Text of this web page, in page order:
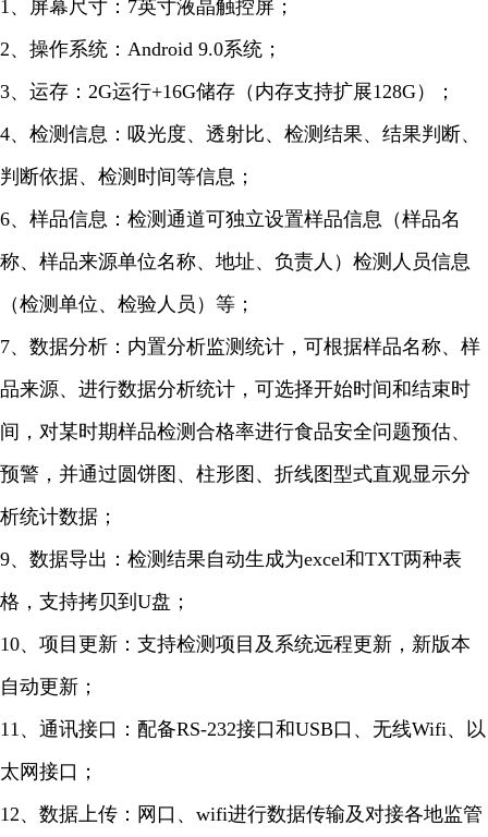
1、屏幕尺寸：7英寸液晶触控屏；
2、操作系统：Android 9.0系统；
3、运存：2G运行+16G储存（内存支持扩展128G）；
4、检测信息：吸光度、透射比、检测结果、结果判断、
判断依据、检测时间等信息；
6、样品信息：检测通道可独立设置样品信息（样品名
称、样品来源单位名称、地址、负责人）检测人员信息
（检测单位、检验人员）等；
7、数据分析：内置分析监测统计，可根据样品名称、样
品来源、进行数据分析统计，可选择开始时间和结束时
间，对某时期样品检测合格率进行食品安全问题预估、
预警，并通过圆饼图、柱形图、折线图型式直观显示分
析统计数据；
9、数据导出：检测结果自动生成为excel和TXT两种表
格，支持拷贝到U盘；
10、项目更新：支持检测项目及系统远程更新，新版本
自动更新；
11、通讯接口：配备RS-232接口和USB口、无线Wifi、以
太网接口；
12、数据上传：网口、wifi进行数据传输及对接各地监管